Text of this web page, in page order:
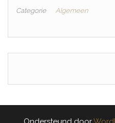
Categorie Algemeen